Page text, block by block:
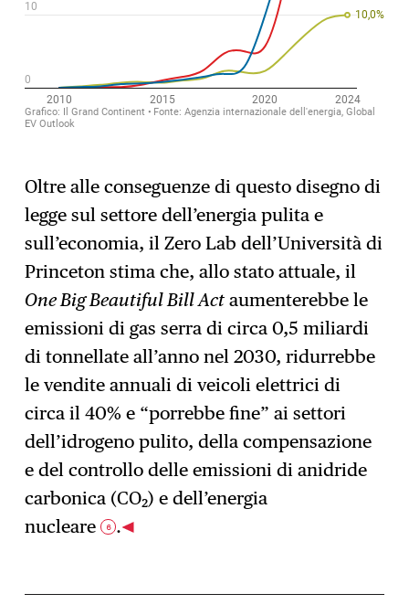
Oltre alle conseguenze di questo disegno di
legge sul settore dell’energia pulita e
sull’economia, il Zero Lab dell’Università di
Princeton stima che, allo stato attuale, il
One Big Beautiful Bill Act aumenterebbe le
emissioni di gas serra di circa 0,5 miliardi
di tonnellate all’anno nel 2030, ridurrebbe
le vendite annuali di veicoli elettrici di
circa il 40% e “porrebbe fine” ai settori
dell’idrogeno pulito, della compensazione
e del controllo delle emissioni di anidride
carbonica (CO₂) e dell’energia
nucleare 6 .